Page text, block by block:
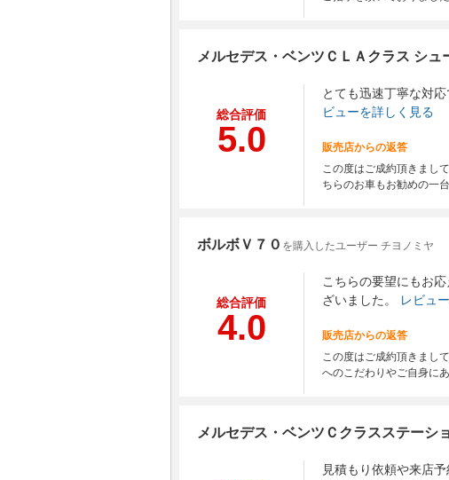
メルセデス・ベンツＣＬＡクラス シュ
総合評価
5.0
とても迅速丁寧な対
ビューを詳しく見る
販売店からの返答
この度はご成約頂きまし
ちらのお車もお勧めの一
ボルボＶ７０ を購入したユーザー チヨノミヤ
総合評価
4.0
こちらの要望にもお
ざいました。
レビュ
販売店からの返答
この度はご成約頂きまし
へのこだわりやご自身に
メルセデス・ベンツＣクラスステーシ
見積もり依頼や来店